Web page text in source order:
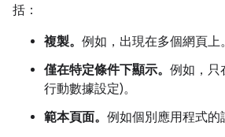
括：
複製。 例如，出現在多個網頁上。
僅在特定條件下顯示。 例如，只
行動數據設定)。
範本頁面。 例如個別應用程式的